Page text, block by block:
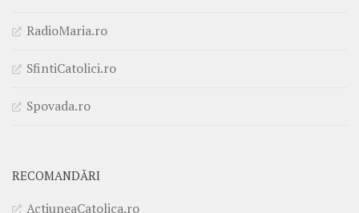
RadioMaria.ro
SfintiCatolici.ro
Spovada.ro
RECOMANDĂRI
ActiuneaCatolica.ro